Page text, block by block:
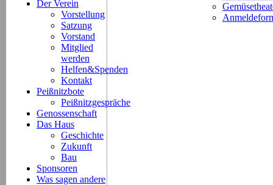
Der Verein
Vorstellung
Satzung
Vorstand
Mitglied
werden
Helfen&Spenden
Kontakt
Peißnitzbote
Peißnitzgespräche
Genossenschaft
Das Haus
Geschichte
Zukunft
Bau
Sponsoren
Was sagen andere